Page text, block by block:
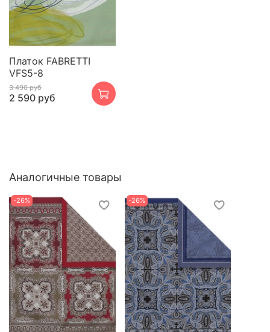
Платок FABRETTI
VFS5-8
3 490 руб
2 590 руб
Аналогичные товары
-26% -26%